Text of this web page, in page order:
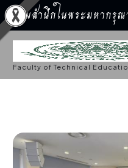
น้อมสำนึกในพระมหากรุ
S
k
o
Faculty of Technical